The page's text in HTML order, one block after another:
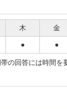
木 金
● ●
の回答には時間を